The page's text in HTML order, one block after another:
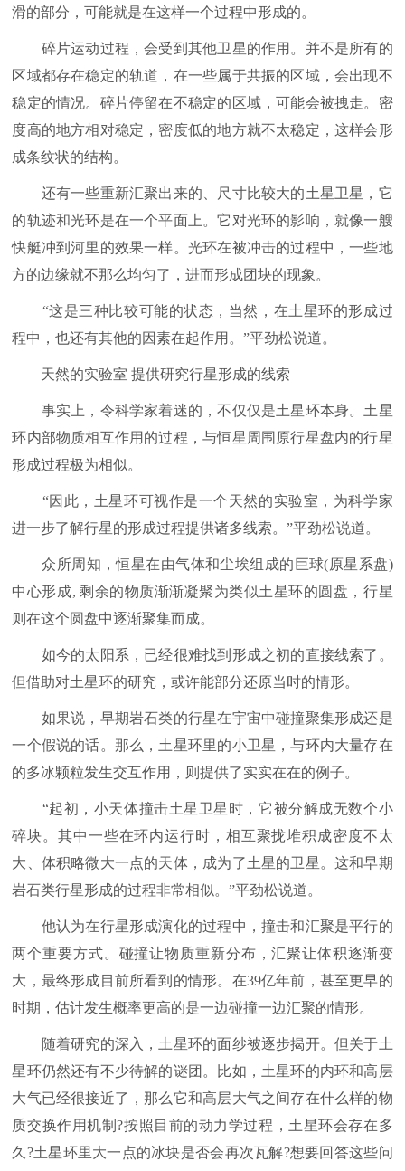
滑的部分，可能就是在这样一个过程中形成的。
碎片运动过程，会受到其他卫星的作用。并不是所有的
区域都存在稳定的轨道，在一些属于共振的区域，会出现不
稳定的情况。碎片停留在不稳定的区域，可能会被拽走。密
度高的地方相对稳定，密度低的地方就不太稳定，这样会形
成条纹状的结构。
还有一些重新汇聚出来的、尺寸比较大的土星卫星，它
的轨迹和光环是在一个平面上。它对光环的影响，就像一艘
快艇冲到河里的效果一样。光环在被冲击的过程中，一些地
方的边缘就不那么均匀了，进而形成团块的现象。
“这是三种比较可能的状态，当然，在土星环的形成过
程中，也还有其他的因素在起作用。”平劲松说道。
天然的实验室 提供研究行星形成的线索
事实上，令科学家着迷的，不仅仅是土星环本身。土星
环内部物质相互作用的过程，与恒星周围原行星盘内的行星
形成过程极为相似。
“因此，土星环可视作是一个天然的实验室，为科学家
进一步了解行星的形成过程提供诸多线索。”平劲松说道。
众所周知，恒星在由气体和尘埃组成的巨球(原星系盘)
中心形成, 剩余的物质渐渐凝聚为类似土星环的圆盘，行星
则在这个圆盘中逐渐聚集而成。
如今的太阳系，已经很难找到形成之初的直接线索了。
但借助对土星环的研究，或许能部分还原当时的情形。
如果说，早期岩石类的行星在宇宙中碰撞聚集形成还是
一个假说的话。那么，土星环里的小卫星，与环内大量存在
的多冰颗粒发生交互作用，则提供了实实在在的例子。
“起初，小天体撞击土星卫星时，它被分解成无数个小
碎块。其中一些在环内运行时，相互聚拢堆积成密度不太
大、体积略微大一点的天体，成为了土星的卫星。这和早期
岩石类行星形成的过程非常相似。”平劲松说道。
他认为在行星形成演化的过程中，撞击和汇聚是平行的
两个重要方式。碰撞让物质重新分布，汇聚让体积逐渐变
大，最终形成目前所看到的情形。在39亿年前，甚至更早的
时期，估计发生概率更高的是一边碰撞一边汇聚的情形。
随着研究的深入，土星环的面纱被逐步揭开。但关于土
星环仍然还有不少待解的谜团。比如，土星环的内环和高层
大气已经很接近了，那么它和高层大气之间存在什么样的物
质交换作用机制?按照目前的动力学过程，土星环会存在多
久?土星环里大一点的冰块是否会再次瓦解?想要回答这些问